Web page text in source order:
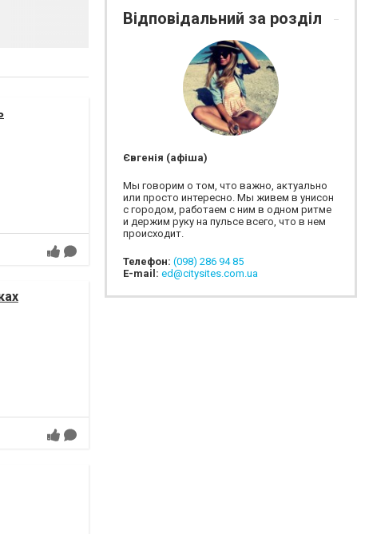
Відповідальний за розділ
Євгенія (афіша)
Мы говорим о том, что важно, актуально
или просто интересно. Мы живем в унисон
с городом, работаем с ним в одном ритме
и держим руку на пульсе всего, что в нем
происходит.
Телефон: (098) 286 94 85
E-mail: ed@citysites.com.ua